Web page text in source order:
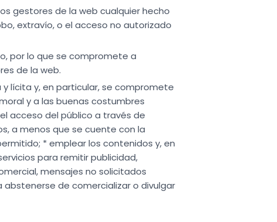
gestores de la web cualquier hecho
extravío, o el acceso no autorizado
por lo que se compromete a
de la web.
lícita y, en particular, se compromete
y a las buenas costumbres
acceso del público a través de
a menos que se cuente con la
* emplear los contenidos y, en
para remitir publicidad,
mensajes no solicitados
de comercializar o divulgar